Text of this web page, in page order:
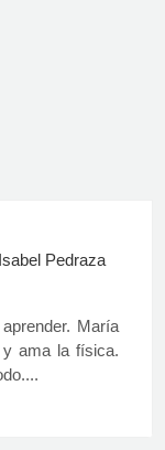
Pedraza
María
y ama la física.